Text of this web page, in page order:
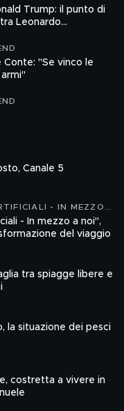
Trump: il punto di
Leonardo
Conte: "Se vinco le
Canale 5
- IN MEZZO
- In mezzo a noi",
37: la trasformazione del viaggio
tra spiagge libere e
la situazione dei pesci
costretta a vivere in